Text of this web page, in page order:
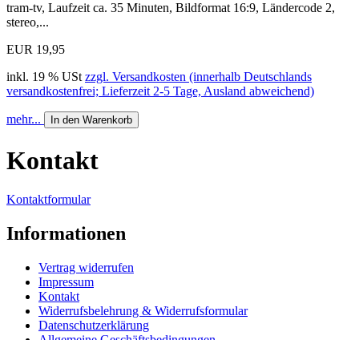
tram-tv, Laufzeit ca. 35 Minuten, Bildformat 16:9, Ländercode 2,
stereo,...
EUR 19,95
inkl. 19 % USt zzgl. Versandkosten (innerhalb Deutschlands
versandkostenfrei; Lieferzeit 2-5 Tage, Ausland abweichend)
mehr... In den Warenkorb
Kontakt
Kontaktformular
Informationen
Vertrag widerrufen
Impressum
Kontakt
Widerrufsbelehrung & Widerrufsformular
Datenschutzerklärung